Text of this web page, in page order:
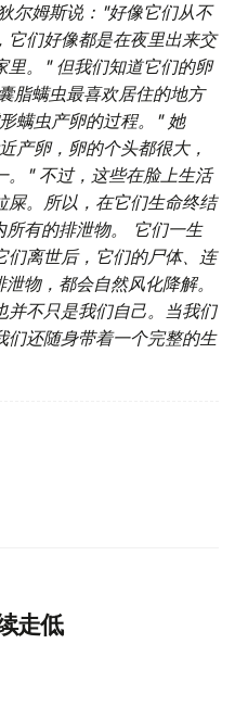
尔姆斯说："好像它们从不
它们好像都是在夜里出来交
里。" 但我们知道它们的卵
脂螨虫最喜欢居住的地方
螨虫产卵的过程。" 她
产卵，卵的个头都很大，
。" 不过，这些在脸上生活
屎。所以，在它们生命终结
有的排泄物。 它们一生
们离世后，它们的尸体、连
物，都会自然风化降解。
并不只是我们自己。当我们
们还随身带着一个完整的生
走低